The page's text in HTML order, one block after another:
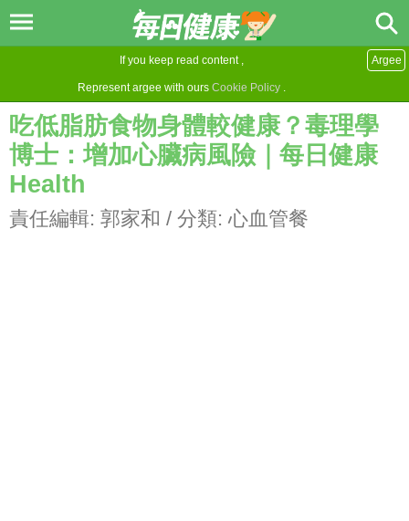
If you keep read content ,
Represent argee with ours Cookie Policy .
Argee
吃低脂肪食物身體較健康？毒理學
博士：增加心臟病風險｜每日健康
Health
責任編輯: 郭家和 / 分類: 心血管餐